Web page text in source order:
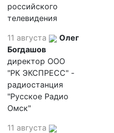
российского
телевидения
11 августа
Олег
Богдашов
директор ООО
"РК ЭКСПРЕСС" -
радиостанция
"Русское Радио
Омск"
11 августа